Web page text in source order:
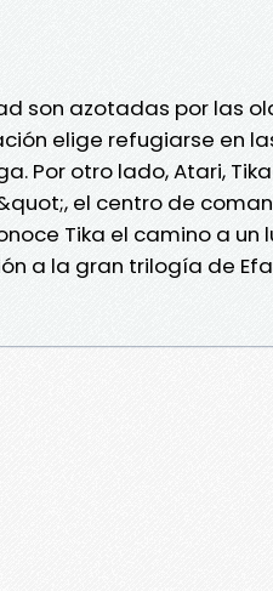
son azotadas por las
elige refugiarse en
Por otro lado, Atari,
el centro de
Tika el camino a un
a la gran trilogía de